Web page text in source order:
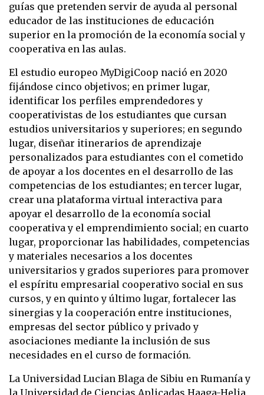
guías que pretenden servir de ayuda al personal
educador de las instituciones de educación
superior en la promoción de la economía social y
cooperativa en las aulas.
El estudio europeo MyDigiCoop nació en 2020
fijándose cinco objetivos; en primer lugar,
identificar los perfiles emprendedores y
cooperativistas de los estudiantes que cursan
estudios universitarios y superiores; en segundo
lugar, diseñar itinerarios de aprendizaje
personalizados para estudiantes con el cometido
de apoyar a los docentes en el desarrollo de las
competencias de los estudiantes; en tercer lugar,
crear una plataforma virtual interactiva para
apoyar el desarrollo de la economía social
cooperativa y el emprendimiento social; en cuarto
lugar, proporcionar las habilidades, competencias
y materiales necesarios a los docentes
universitarios y grados superiores para promover
el espíritu empresarial cooperativo social en sus
cursos, y en quinto y último lugar, fortalecer las
sinergias y la cooperación entre instituciones,
empresas del sector público y privado y
asociaciones mediante la inclusión de sus
necesidades en el curso de formación.
La Universidad Lucian Blaga de Sibiu en Rumanía y